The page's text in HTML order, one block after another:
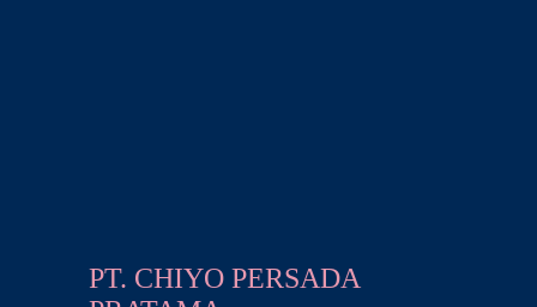
PT. CHIYO PERSADA